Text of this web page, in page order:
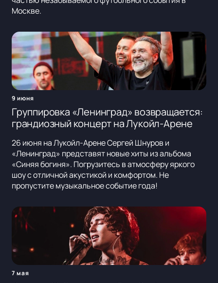
Москве.
9 июня
Группировка «Ленинград» возвращается:
грандиозный концерт на Лукойл-Арене
26 июня на Лукойл-Арене Сергей Шнуров и
«Ленинград» представят новые хиты из альбома
«Синяя богиня». Погрузитесь в атмосферу яркого
шоу с отличной акустикой и комфортом. Не
пропустите музыкальное событие года!
7 мая